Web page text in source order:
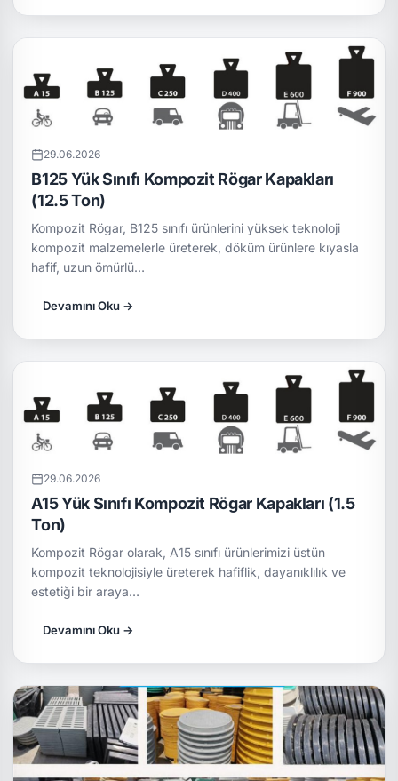
29.06.2026
B125 Yük Sınıfı Kompozit Rögar Kapakları
(12.5 Ton)
Kompozit Rögar, B125 sınıfı ürünlerini yüksek teknoloji
kompozit malzemelerle üreterek, döküm ürünlere kıyasla
hafif, uzun ömürlü…
Devamını Oku →
29.06.2026
A15 Yük Sınıfı Kompozit Rögar Kapakları (1.5
Ton)
Kompozit Rögar olarak, A15 sınıfı ürünlerimizi üstün
kompozit teknolojisiyle üreterek hafiflik, dayanıklılık ve
estetiği bir araya…
Devamını Oku →